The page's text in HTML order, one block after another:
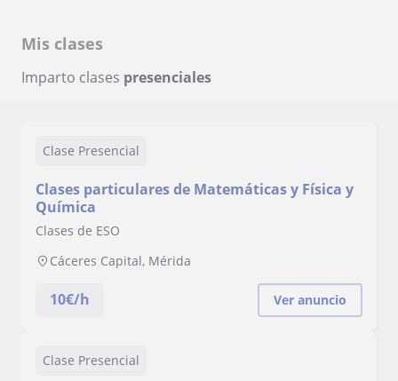
Mis clases
Imparto clases presenciales
Clase Presencial
Clases particulares de Matemáticas y Física y
Química
Clases de ESO
Cáceres Capital, Mérida
10€/h Ver anuncio
Clase Presencial